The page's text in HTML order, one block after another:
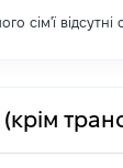
сім'ї